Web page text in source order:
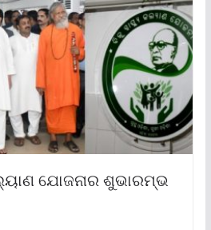
ଯୋଜନାର ଶୁଭାରମ୍ଭ